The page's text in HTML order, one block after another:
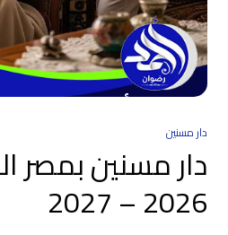
دار مسنين
دار مسنين بمصر
2026 – 2027